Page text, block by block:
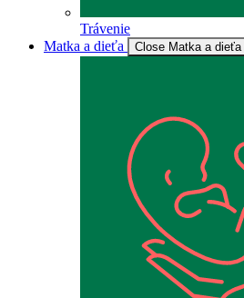
Trávenie
Matka a dieťa
Close Matka a dieťa